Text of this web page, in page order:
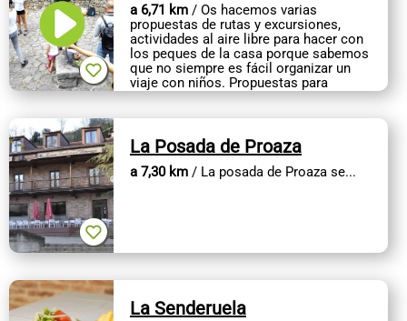
a 6,71 km / Os hacemos varias
propuestas de rutas y excursiones,
actividades al aire libre para hacer con
los peques de la casa porque sabemos
que no siempre es fácil organizar un
viaje con niños. Propuestas para
todas...
La Posada de Proaza
a 7,30 km / La posada de Proaza se...
La Senderuela